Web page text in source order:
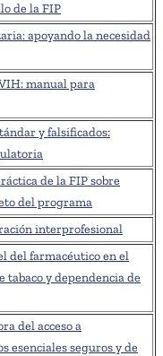
de la FIP
apoyando la necesidad
manual para
y falsificados:
de la FIP sobre
del programa
interprofesional
del farmacéutico en el
y dependencia de
del acceso a
esenciales seguros y de